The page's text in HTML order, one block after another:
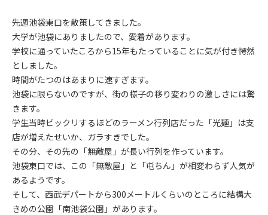
先週池袋東口を散策してきました。
大学が池袋にありましたので、愛着があります。
学校に通っていたころから15年もたっていることに気が付き愕然
としました。
時間がたつのはあまりに速すぎます。
池袋に限らないのですが、街の様子の移り変わりの激しさには驚
きます。
学生当時ビックリするほどのラーメン行列店だった「光麺」は支
店が増えたせいか、ガラすきでした。
その分、その先の「無敵屋」が長い行列を作っています。
池袋東口では、この「無敵屋」と「屯ちん」が相変わらず人気が
あるようです。
そして、西武デパートから300メートルくらいのところに結構大
きめの公園「南池袋公園」があります。